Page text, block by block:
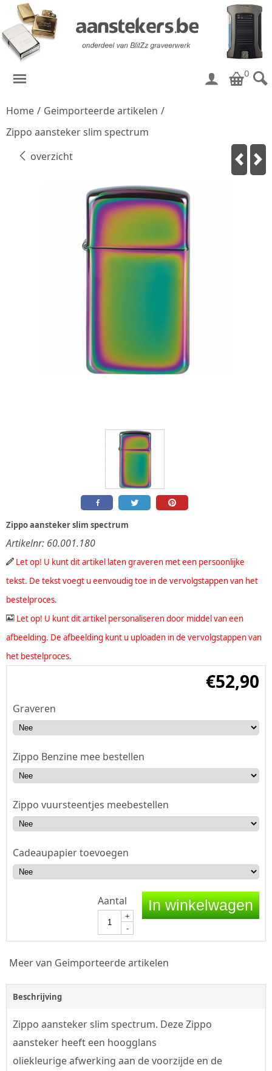
0
Home / Geimporteerde artikelen /
Zippo aansteker slim spectrum
overzicht
Zippo aansteker slim spectrum
Artikelnr: 60.001.180
Let op! U kunt dit artikel laten graveren met een persoonlijke
tekst. De tekst voegt u eenvoudig toe in de vervolgstappen van het
bestelproces.
Let op! U kunt dit artikel personaliseren door middel van een
afbeelding. De afbeelding kunt u uploaden in de vervolgstappen van
het bestelproces.
€52,90
Graveren
Zippo Benzine mee bestellen
Zippo vuursteentjes meebestellen
Cadeaupapier toevoegen
Aantal
+
-
In winkelwagen
Meer van Geimporteerde artikelen
Beschrijving
Zippo aansteker slim spectrum. Deze Zippo
aansteker heeft een hoogglans
oliekleurige afwerking aan de voorzijde en de